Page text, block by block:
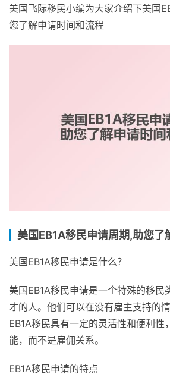
美国飞际移民小编为大家介绍下美国
您了解申请时间和流程
美国EB1A移民申请周期,助您了
美国EB1A移民申请是什么？
美国EB1A移民申请是一个特殊的移民
才的人。他们可以在没有雇主支持的
EB1A移民具有一定的灵活性和便利性
能，而不是雇佣关系。
EB1A移民申请的特点